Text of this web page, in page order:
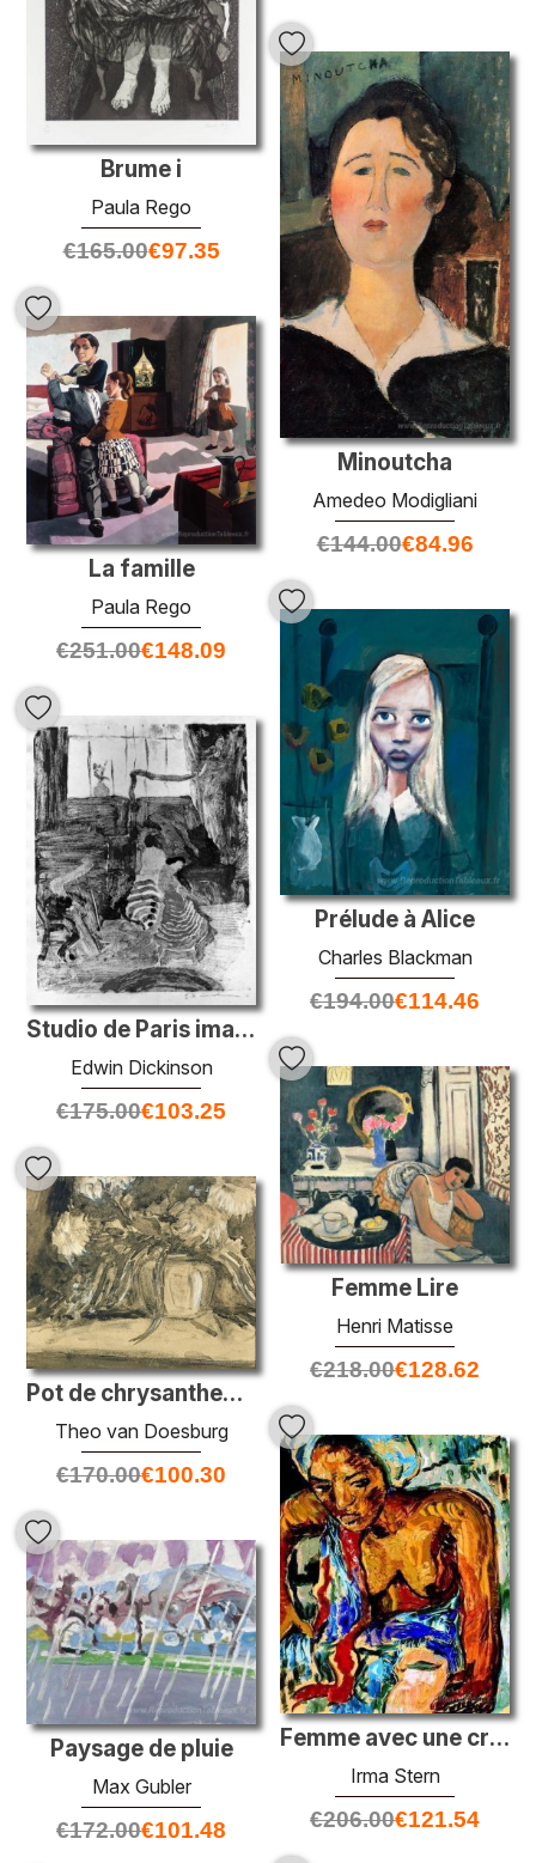
Brume i
Paula Rego
€165.00€97.35
Minoutcha
Amedeo Modigliani
€144.00€84.96
La famille
Paula Rego
€251.00€148.09
Prélude à Alice
Charles Blackman
€194.00€114.46
Studio de Paris imaginaire
Edwin Dickinson
€175.00€103.25
Femme Lire
Henri Matisse
€218.00€128.62
Pot de chrysanthemums
Theo van Doesburg
€170.00€100.30
Femme avec une cruche
Irma Stern
€206.00€121.54
Paysage de pluie
Max Gubler
€172.00€101.48